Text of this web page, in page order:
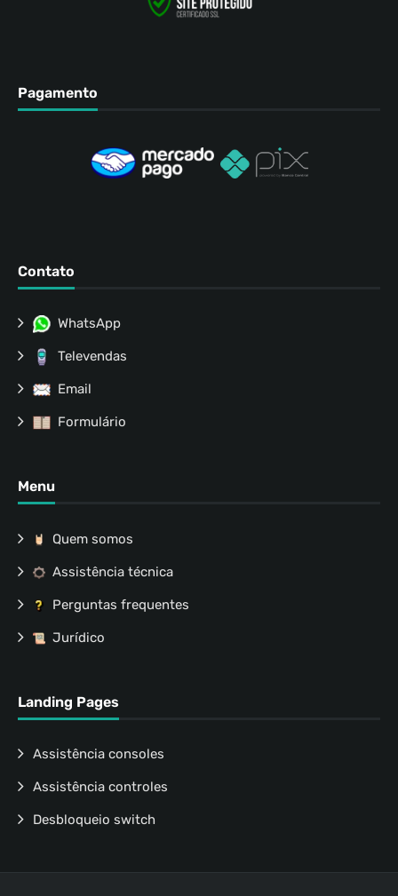
Pagamento
Contato
WhatsApp
Televendas
Email
Formulário
Menu
Quem somos
Assistência técnica
Perguntas frequentes
Jurídico
Landing Pages
Assistência consoles
Assistência controles
Desbloqueio switch